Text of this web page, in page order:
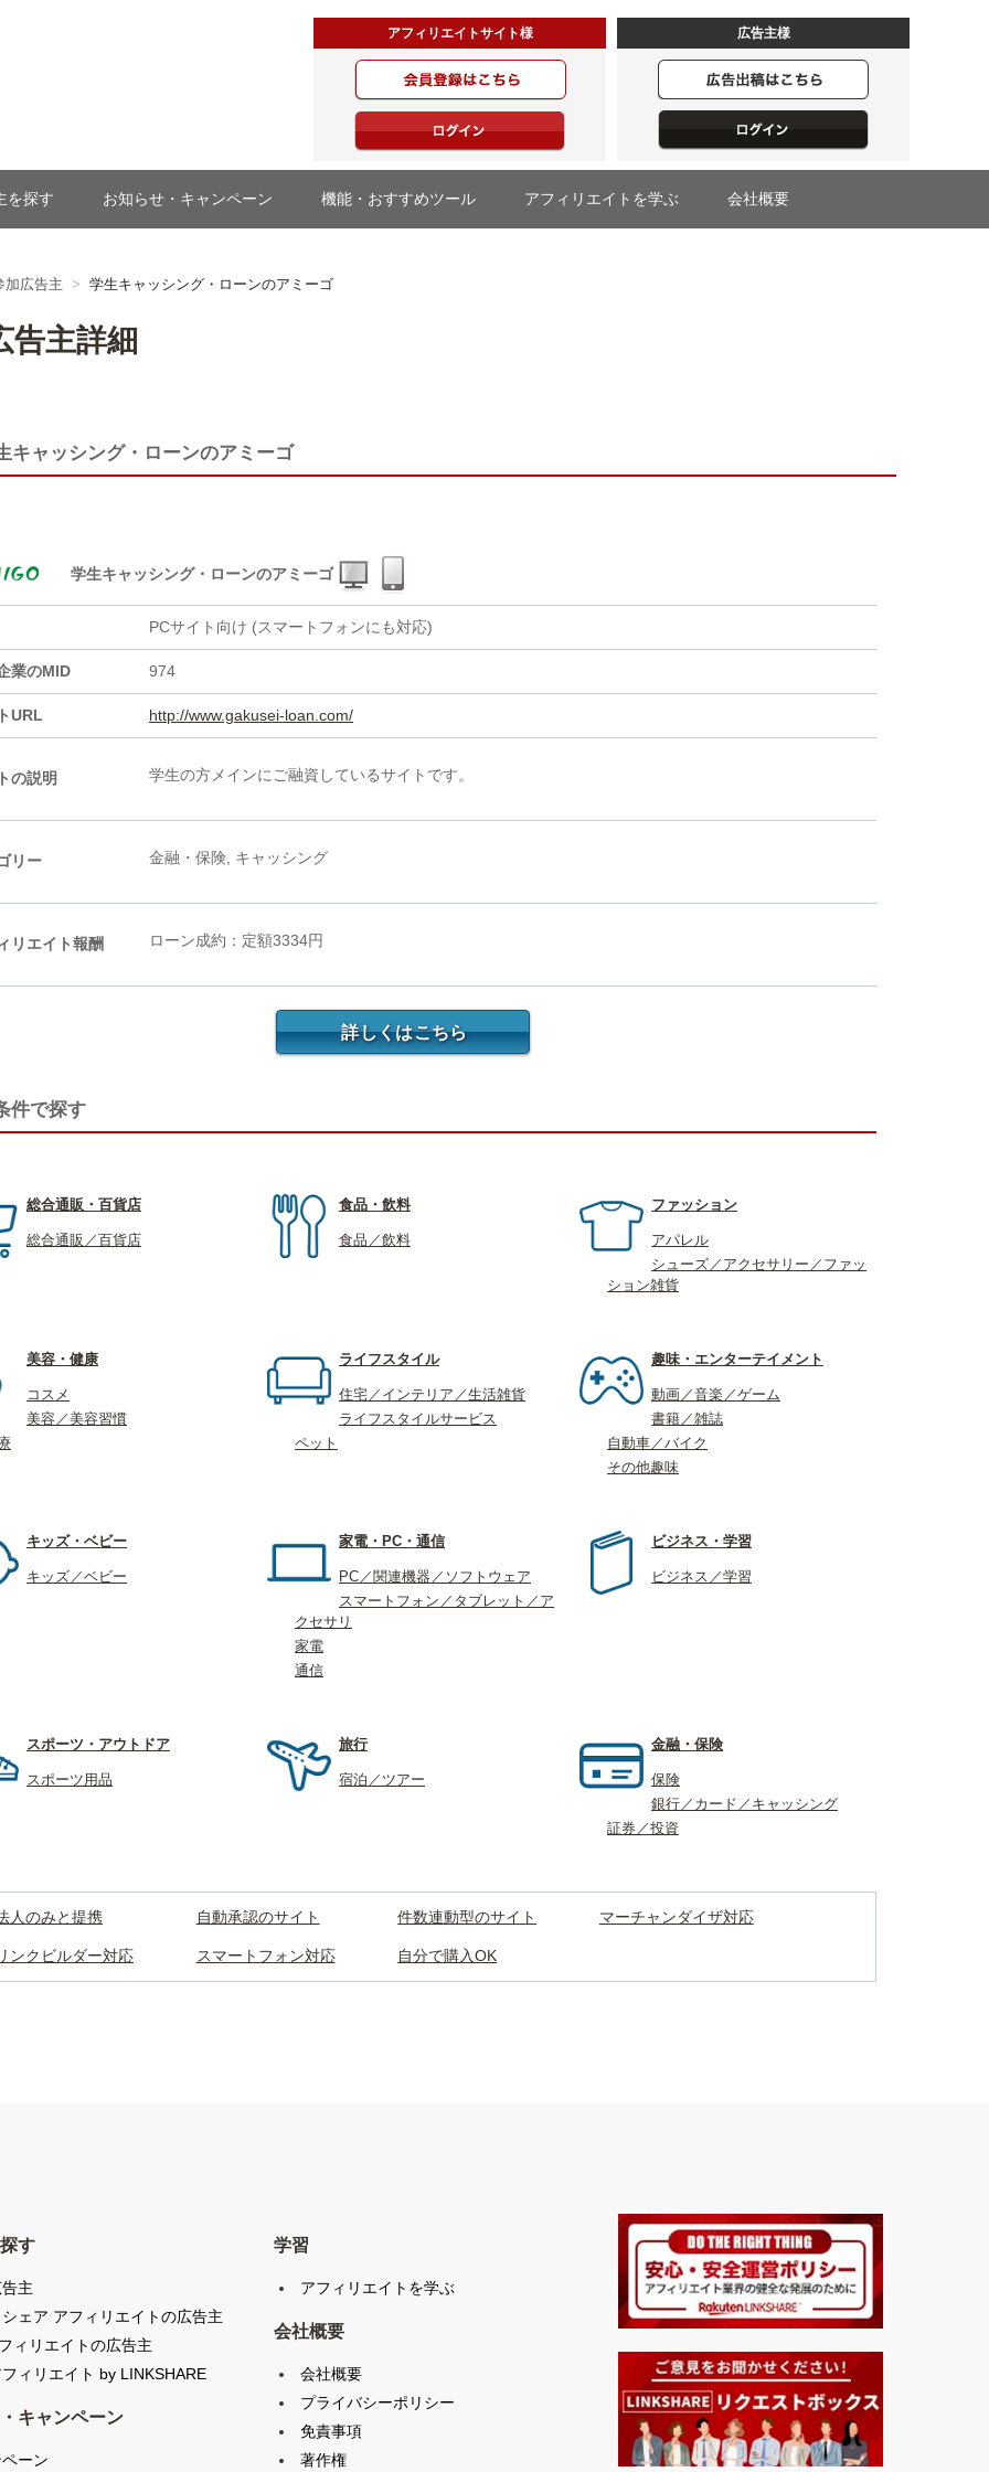
アフィリエイトサイト様 広告主様
を探す お知らせ・キャンペーン 機能・おすすめツール アフィリエイトを学ぶ 会社概要
加広告主 学生キャッシング・ローンのアミーゴ
告主詳細
キャッシング・ローンのアミーゴ
学生キャッシング・ローンのアミーゴ
PCサイト向け (スマートフォンにも対応)
業のMID 974
URL http://www.gakusei-loan.com/
の説明 学生の方メインにご融資しているサイトです。
リー 金融・保険, キャッシング
リエイト報酬 ローン成約：定額3334円
詳しくはこちら
件で探す
総合通販・百貨店
総合通販／百貨店
食品・飲料
食品／飲料
ファッション
アパレル
シューズ／アクセサリー／ファッ
ション雑貨
美容・健康
コスメ
美容／美容習慣
ライフスタイル
住宅／インテリア／生活雑貨
ライフスタイルサービス
ペット
趣味・エンターテイメント
動画／音楽／ゲーム
書籍／雑誌
自動車／バイク
その他趣味
キッズ・ベビー
キッズ／ベビー
家電・PC・通信
PC／関連機器／ソフトウェア
スマートフォン／タブレット／ア
クセサリ
家電
通信
ビジネス・学習
ビジネス／学習
スポーツ・アウトドア
スポーツ用品
旅行
宿泊／ツアー
金融・保険
保険
銀行／カード／キャッシング
証券／投資
人のみと提携 自動承認のサイト 件数連動型のサイト マーチャンダイザ対応
ンクビルダー対応 スマートフォン対応 自分で購入OK
す
主
ェア アフィリエイトの広告主
ィリエイトの広告主
ィリエイト by LINKSHARE
キャンペーン
ーン
学習
アフィリエイトを学ぶ
会社概要
会社概要
プライバシーポリシー
免責事項
著作権